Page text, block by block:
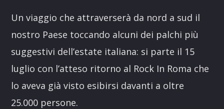
Un viaggio che attraverserà da nord a sud il
nostro Paese toccando alcuni dei palchi più
suggestivi dell’estate italiana: si parte il 15
luglio con l’atteso ritorno al Rock In Roma che
lo aveva già visto esibirsi davanti a oltre
25.000 persone.